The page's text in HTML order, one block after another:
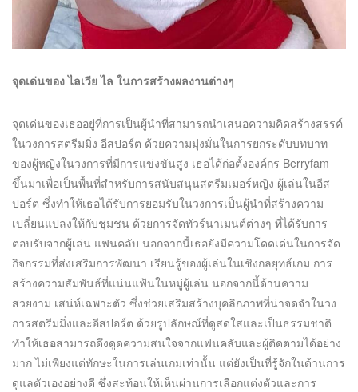
จุดเด่นของ ไลเวีย ไล ในการสร้างผลงานต่างๆ
จุดเด่นของเธออยู่ที่การเป็นผู้นำที่สามารถนำเสนอความคิดสร้างสรรค์
ในวงการสตรีมมิ่ง อีสปอร์ต ด้วยความมุ่งมั่นในการยกระดับบทบาท
ของผู้หญิงในวงการที่มีการแข่งขันสูง เธอได้ก่อตั้งองค์กร Berryfam
ขึ้นมาเพื่อเป็นพื้นที่สำหรับการสนับสนุนสตรีมเมอร์หญิง ผู้เล่นในอีส
ปอร์ต ซึ่งทำให้เธอได้รับการยอมรับในวงการเป็นผู้นำที่สร้างความ
เปลี่ยนแปลงให้กับชุมชน ด้วยการจัดทัวร์นาเมนต์ต่างๆ ที่ได้รับการ
ตอบรับจากผู้เล่น แฟนคลับ นอกจากนี้เธอยังมีความโดดเด่นในการจัด
กิจกรรมที่ส่งเสริมการพัฒนา เรียนรู้ของผู้เล่นในเชิงกลยุทธ์เกม การ
สร้างความสัมพันธ์ที่แน่นแฟ้นในหมู่ผู้เล่น นอกจากนี้ด้านความ
สวยงาม เสน่ห์เฉพาะตัว ซึ่งช่วยเสริมสร้างบุคลิกภาพที่น่าจดจำในวง
การสตรีมมิ่งและอีสปอร์ต ด้วยรูปลักษณ์ที่ดูสดใสและเป็นธรรมชาติ
ทำให้เธอสามารถดึงดูดความสนใจจากแฟนคลับและผู้ติดตามได้อย่าง
มาก ไม่เพียงแต่ทักษะในการเล่นเกมเท่านั้น แต่ยังเป็นที่รู้จักในด้านการ
ดูแลตัวเองอย่างดี ซึ่งสะท้อนให้เห็นผ่านการเลือกแต่งตัวและการ